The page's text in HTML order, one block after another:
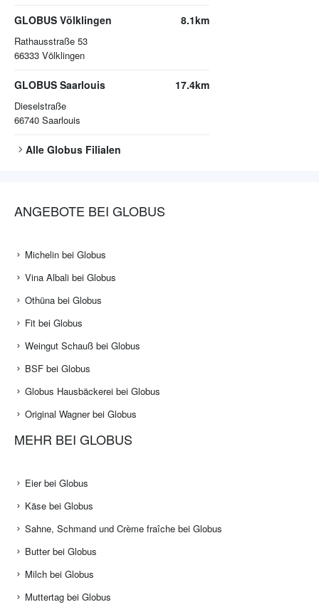
GLOBUS Völklingen
Rathausstraße 53
66333 Völklingen
8.1km
GLOBUS Saarlouis
Dieselstraße
66740 Saarlouis
17.4km
Alle Globus Filialen
ANGEBOTE BEI GLOBUS
Michelin bei Globus
Vina Albali bei Globus
Othüna bei Globus
Fit bei Globus
Weingut Schauß bei Globus
BSF bei Globus
Globus Hausbäckerei bei Globus
Original Wagner bei Globus
MEHR BEI GLOBUS
Eier bei Globus
Käse bei Globus
Sahne, Schmand und Crème fraîche bei Globus
Butter bei Globus
Milch bei Globus
Muttertag bei Globus